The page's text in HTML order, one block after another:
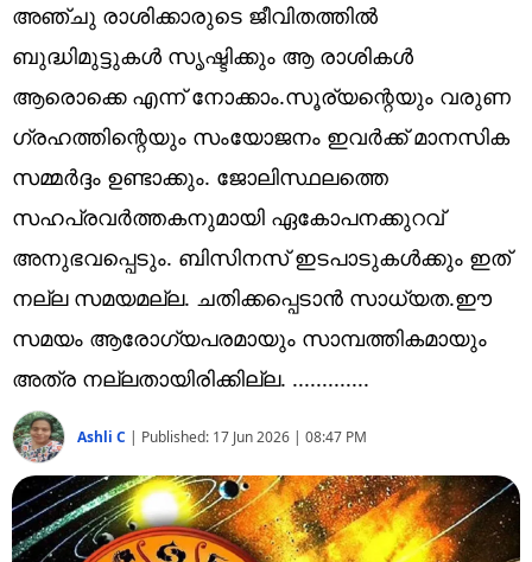
Religion
Web Story
Photo
Short Videos
അഞ്ചു രാശിക്കാരുടെ ജീവിതത്തിൽ
ബുദ്ധിമുട്ടുകൾ സൃഷ്ടിക്കും ആ രാശികൾ
ആരൊക്കെ എന്ന് നോക്കാം.സൂര്യന്റെയും വരുണ
ഗ്രഹത്തിന്റെയും സംയോജനം ഇവർക്ക് മാനസിക
സമ്മർദ്ദം ഉണ്ടാക്കും. ജോലിസ്ഥലത്തെ
സഹപ്രവർത്തകനുമായി ഏകോപനക്കുറവ്
അനുഭവപ്പെടും. ബിസിനസ് ഇടപാടുകൾക്കും ഇത്
നല്ല സമയമല്ല. ചതിക്കപ്പെടാൻ സാധ്യത.ഈ
സമയം ആരോഗ്യപരമായും സാമ്പത്തികമായും
അത്ര നല്ലതായിരിക്കില്ല. .............
Ashli C | Published: 17 Jun 2026 | 08:47 PM